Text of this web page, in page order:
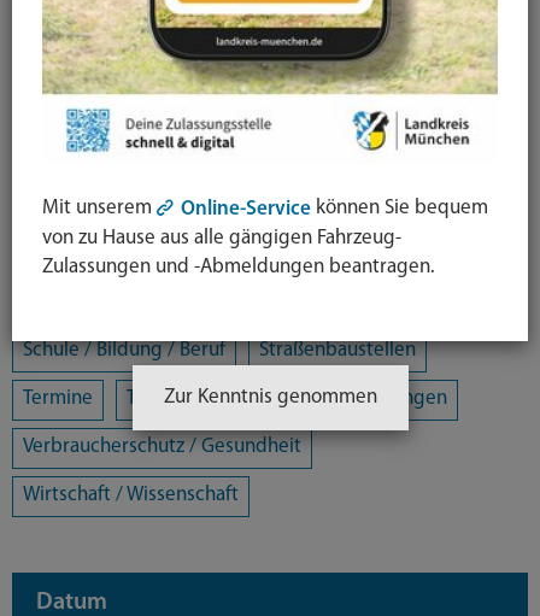
Ausländerrecht & Integration Bauen und Wohnen
Bürgerschaftliches Engagement Chancengleichheit
Eltern- und Jugendberatungsstelle
Energie und Klimaschutz Familie und Soziales
Freizeit / Kultur / Sport Jugendhilfeplanung
Landratsamt Mobilität
Schule / Bildung / Beruf Straßenbaustellen
Termine Tiere Umwelt Veranstaltungen
Verbraucherschutz / Gesundheit
Wirtschaft / Wissenschaft
Datum
Mit unserem Online-Service können Sie bequem
von zu Hause aus alle gängigen Fahrzeug-
Zulassungen und -Abmeldungen beantragen.
Zur Kenntnis genommen